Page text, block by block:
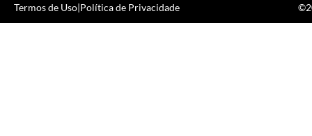
Termos de Uso|Política de Privacidade